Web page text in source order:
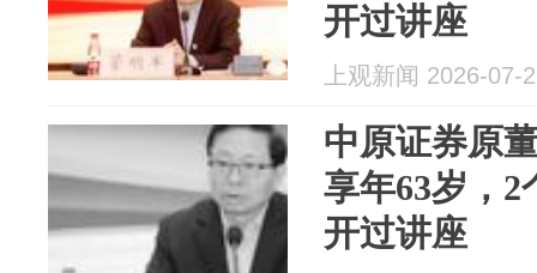
开过讲座
上观新闻 2026-07-
中原证券原
享年63岁，2
开过讲座